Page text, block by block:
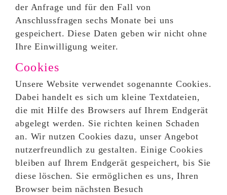
der Anfrage und für den Fall von
Anschlussfragen sechs Monate bei uns
gespeichert. Diese Daten geben wir nicht ohne
Ihre Einwilligung weiter.
Cookies
Unsere Website verwendet sogenannte Cookies.
Dabei handelt es sich um kleine Textdateien,
die mit Hilfe des Browsers auf Ihrem Endgerät
abgelegt werden. Sie richten keinen Schaden
an. Wir nutzen Cookies dazu, unser Angebot
nutzerfreundlich zu gestalten. Einige Cookies
bleiben auf Ihrem Endgerät gespeichert, bis Sie
diese löschen. Sie ermöglichen es uns, Ihren
Browser beim nächsten Besuch